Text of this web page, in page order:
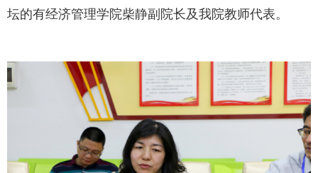
坛的有经济管理学院柴静副院长及我院教师代表。